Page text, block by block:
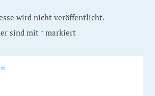
wird nicht veröffentlicht.
sind mit * markiert
*